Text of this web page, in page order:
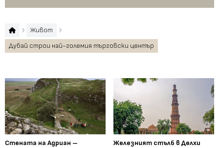
Живот
Дубай строи най-големия търговски център
Стената на Адриан –
Железният стълб в Делхи